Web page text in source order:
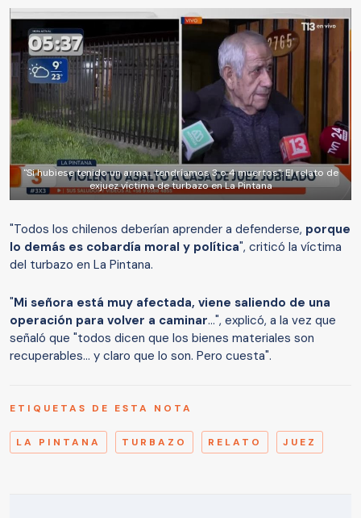
"Si hubiese tenido un arma... tendríamos 3 o 4 muertos": El relato de
exjuez víctima de turbazo en La Pintana
"Todos los chilenos deberían aprender a defenderse, porque
lo demás es cobardía moral y política", criticó la víctima
del turbazo en La Pintana.
"Mi señora está muy afectada, viene saliendo de una
operación para volver a caminar...", explicó, a la vez que
señaló que "todos dicen que los bienes materiales son
recuperables... y claro que lo son. Pero cuesta".
ETIQUETAS DE ESTA NOTA
LA PINTANA TURBAZO RELATO JUEZ